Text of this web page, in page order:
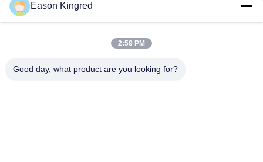
Verpakkingsfilm voor levensmiddelen
Eason Kingred
2:59 PM
Good day, what product are you looking for?